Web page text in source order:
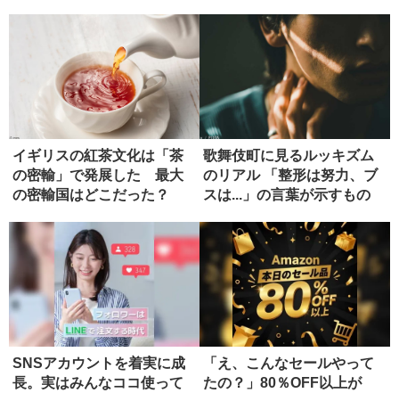
イギリスの紅茶文化は「茶
の密輸」で発展した 最大
の密輸国はどこだった？
歌舞伎町に見るルッキズム
のリアル 「整形は努力、ブ
スは...」の言葉が示すもの
SNSアカウントを着実に成
長。実はみんなココ使って
「え、こんなセールやって
たの？」80％OFF以上が